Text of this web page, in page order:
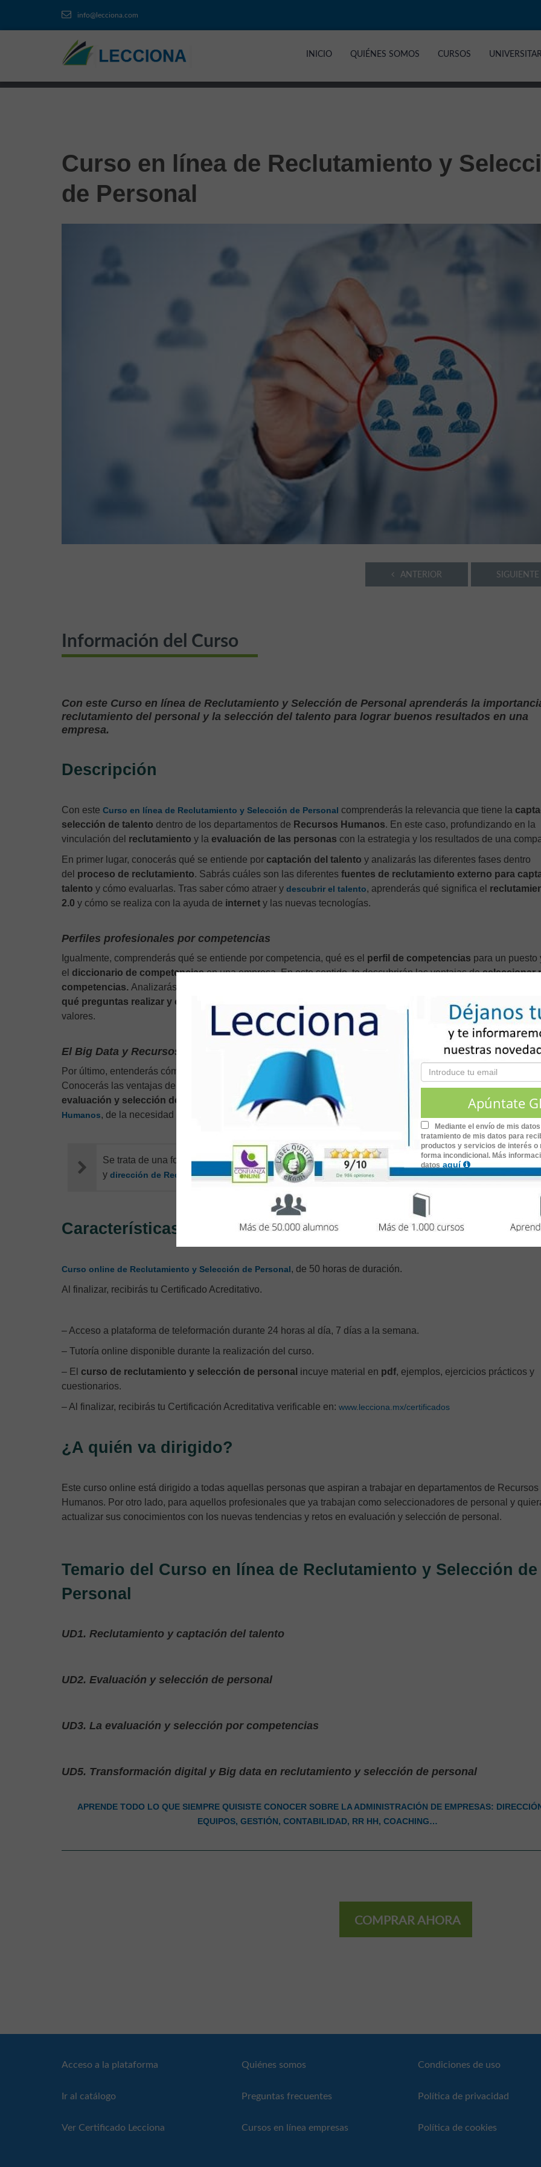
info@lecciona.com
INICIO QUIÉNES SOMOS CURSOS
Curso en línea de Reclutamiento y
de Personal
SIGUIENTE
ANTERIOR
Información del Curso
Con este Curso en línea de Reclutamiento y Selección de Personal aprenderás la
reclutamiento del personal y la selección del talento para lograr buenos resultados en una
empresa.
Descripción
Con este Curso en línea de Reclutamiento y Selección de Personal comprenderás la relevancia que tiene la
selección de talento dentro de los departamentos de Recursos Humanos. En este caso, profundizando en la
vinculación del reclutamiento y la evaluación de las personas con la estrategia y los resultados de una
En primer lugar, conocerás qué se entiende por captación del talento y analizarás las diferentes fases dentro
del proceso de reclutamiento. Sabrás cuáles son las diferentes fuentes de reclutamiento externo para
talento y cómo evaluarlas. Tras saber cómo atraer y descubrir el talento, aprenderás qué significa el
2.0 y cómo se realiza con la ayuda de internet y las nuevas tecnologías.
Perfiles profesionales por competencias
Igualmente, comprenderás qué se entiende por competencia, qué es el perfil de competencias para un puesto
el diccionario de competenciasen una empresa. En este sentido, te descubrirán las ventajas deseleccionar
competencias. Analizarás qué es la
qué preguntas realizar y cómo enfocar una entrevista de trabajo
cuando estamos evaluando y
valores.
El Big Data y Recursos Humanos
Por último, entenderás cómo ha influido la transformación digital
en el reclutamiento y la selección de
Conocerás las ventajas de aplicar el
Big Data a los Recursos Humanos y cuáles son lastendencias y retos en
evaluación y selección de
personal. A fin de tomar conciencia, como profesionales de la
planificación de los
Humanos, de la necesidad de adaptarse y ser flexibles a los cambios en el mercado laboral y la sociedad.
Se trata de una formación de gran utilidad para todos aquellos interesados en ahondar en la gestión
y dirección de Recursos Humanos.
Características
Curso online de Reclutamiento y Selección de Personal, de 50 horas de duración.
Al finalizar, recibirás tu Certificado Acreditativo.
– Acceso a plataforma de teleformación durante 24 horas al día, 7 días a la semana.
– Tutoría online disponible durante la realización del curso.
– El curso de reclutamiento y selección de personal incuye material en pdf, ejemplos, ejercicios prácticos y
cuestionarios.
– Al finalizar, recibirás tu Certificación Acreditativa verificable en: www.lecciona.mx/certificados
¿A quién va dirigido?
Este curso online está dirigido a todas aquellas personas que aspiran a trabajar en departamentos de Recursos
Humanos. Por otro lado, para aquellos profesionales que ya trabajan como seleccionadores de personal y
actualizar sus conocimientos con los nuevas tendencias y retos en evaluación y selección de personal.
Temario del Curso en línea de Reclutamiento y Selección de
Personal
UD1. Reclutamiento y captación del talento
UD2. Evaluación y selección de personal
UD3. La evaluación y selección por competencias
UD5. Transformación digital y Big data en reclutamiento y selección de personal
APRENDE TODO LO QUE SIEMPRE QUISISTE CONOCER SOBRE LA ADMINISTRACIÓN DE EMPRESAS:
EQUIPOS, GESTIÓN, CONTABILIDAD, RR HH, COACHING…
COMPRAR AHORA
Acceso a la plataforma
Ir al catálogo
Ver Certificado Lecciona
Quiénes somos
Preguntas frecuentes
Cursos en línea empresas
Condiciones de uso
Política de privacidad
Política de cookies
Mediante el envío de mis
tratamiento de mis datos para
productos y servicios de interés o
forma incondicional. Más
datos aquí